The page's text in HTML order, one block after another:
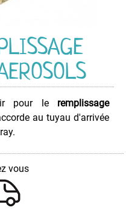
pour le remplissage
au tuyau d'arrivée
vous